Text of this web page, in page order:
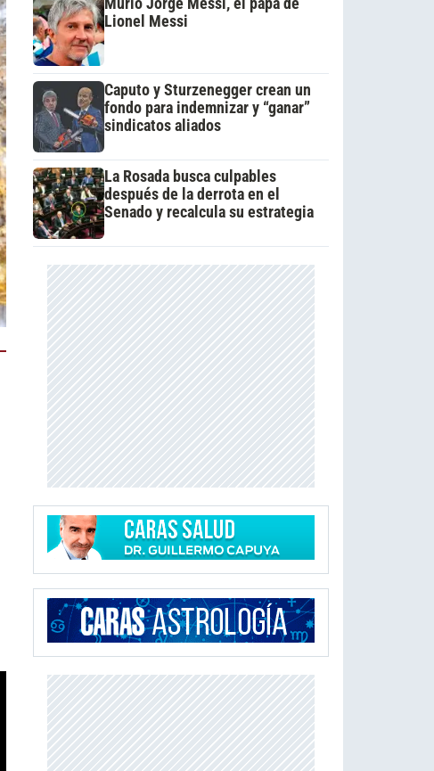
Lionel Messi
Caputo y Sturzenegger crean un
fondo para indemnizar y “ganar”
sindicatos aliados
La Rosada busca culpables
después de la derrota en el
Senado y recalcula su estrategia